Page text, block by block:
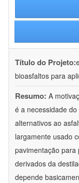
Título do Projeto:
bioasfaltos para
Resumo: A
é a necessidade
alternativos ao
largamente usado
pavimentação para
derivados da
depende